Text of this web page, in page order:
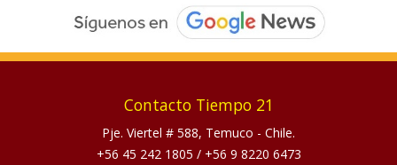
Contacto Tiempo 21
Pje. Viertel # 588, Temuco - Chile.
+56 45 242 1805 / +56 9 8220 6473